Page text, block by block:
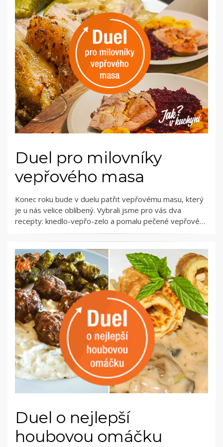
Duel pro milovníky
vepřového masa
Konec roku bude v duelu patřit vepřovému masu, který
je u nás velice oblíbený. Vybrali jsme pro vás dva
recepty: knedlo-vepřo-zelo a pomalu pečené vepřové…
Duel o nejlepší
houbovou omáčku